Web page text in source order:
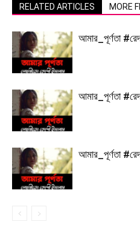
RELATED ARTICLES MORE
আমার_পূর্ণতা
আমার_পূর্ণতা
আমার_পূর্ণতা